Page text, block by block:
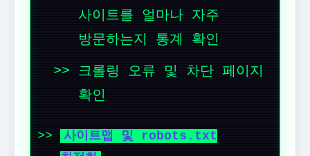
사이트를 얼마나 자주
방문하는지 통계 확인
크롤링 오류 및 차단 페이지
확인
사이트맵 및 robots.txt